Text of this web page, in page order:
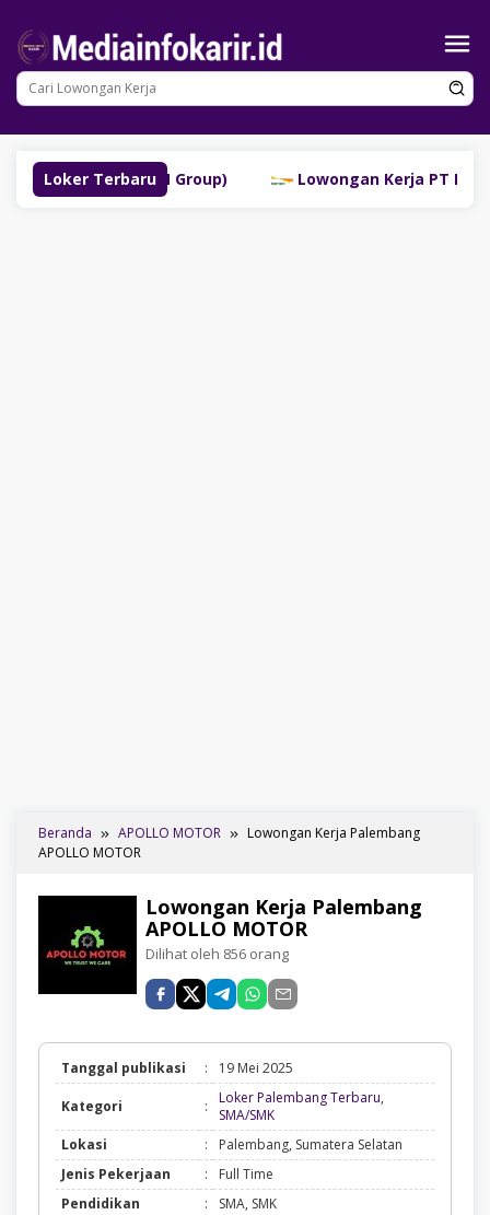
konten
Loker Terbaru
(SM Group) Lowongan Kerja PT Bank
Beranda APOLLO MOTOR
Lowongan Kerja Palembang
APOLLO MOTOR
Lowongan Kerja Palembang
APOLLO MOTOR
Dilihat oleh 856 orang
Tanggal publikasi : 19 Mei 2025
Kategori : Loker Palembang Terbaru,
SMA/SMKLoker
Palembang
Terbaru,
SMA/SMK
Lokasi :
Palembang, Sumatera Selatan
Jenis Pekerjaan
:
Full Time
Pendidikan
:
SMA, SMK